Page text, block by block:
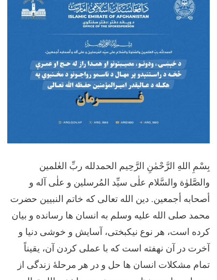
بِسْمِ اللهِ الرَّحْمٰنِ الرَّحِيم الحمدلله ربِّ العٰلمین والصَّلوٰة والسَّلام علٰی سیِّد المُرسلین و علٰی آله و أصحابه أجمعین. دین الله تعالی که خاتم النبیین حضرت محمد صلی الله علیه وسلم به انسان ها رسانده و بیان کرده است، هر نوع نیکبختی، آسایش و خوشی دنیا و آخرت در آن نهفته است که با عملی کردن آن، یقیناً تمام مشکلات انسان ها حل و در هر مرحلۀ زندگی از سهولت های بی‌نظیر بهره مند می باشند، الله تعالی دین خود را دوست دارد و از روی مهربانی‌ بندگان خویش را به تفکر، تدبر و عملی کردن آن دعوت نموده است و جهت عملی کردن دین در تمام عرصه های زندگی، حضرت محمد صلی الله علیه وسلم را الگو قرار داده است و هرآنچه که نبی صلی الله علیه وسلم به امت عرضه کرده است، به عملی کردن و هرآنچه که از آن منع کرده است به اجتناب از آن، حکم نموده است. چنانچه الله جل جلاله در آیات ذیل فرموده است: ﴿لَقَدْ كَانَ لَكُمْ في رَسُول ﷲ ‌أُسْوَةٌ حَسَنَةٌ…﴾(الأحزاب: 21) ترجمه: به تحقیق برای شما اقتداء در [روش و رفتار] رسول الله الگوی نیکویی است (تفسیر کابلی) همچنان ﷲ جل جلاله فرموده است: ﴿وَما آتاكُمُ الرَّسُولُ ‌فَخُذُوهُ وَما نَهاكُمْ عَنْهُ فَانْتَهُوا﴾(الحشر، آیت: ۷). ترجمه: و آنچه که داده به شما رسول (الله)، پس بگیرید آنرا؛ و آنچه که منع می کند شما را (رسول الله) از آن، پس بازایستید (طلبش نکنید). (تفسیر کابلی) دیگر اینکه؛ هر آنچه که در دین نباشد، رسول الله صلی الله علیه وسلم آنرا مردود و باطل گردانیده است. چنانچه از حضرت عایشه رضی الله عنها روایت است که رسول الله صلی الله علیه وسلم فرموده‌ است: مَنْ عَمِلَ عَمَلًا لَيْسَ عَلَيْهِ أَمْرُنَا ‌فَهُوَ ‌رَدٌّ.() ترجمه: کسیکه یک عملی را انجام داد که در دین ما نباشد، آن مردود و باطل است. از حضرت شعبي رحمه الله روایت است که حضرت عمر بن الخطاب رضی الله عنه فرموده است: یآأیهاالناس رُدُّوا الجهالاتِ إلى السنةِ(). ترجمه: ای مردم! طُرق جاهلانه (خلاف سنت) را به سنت برگردانید (تلاش اصلاح آنرا کنید). با توجه به آیات، حدیث شریف و اثر مبارک فوق، امارت اسلامی می‌خواهد که در تمام عرصه های زندگی طُرق خلاف سنت را به سنت برگرداند، بناءً اینکه؛ نکاح (عروسی کردن) سنت است؛ اما متأسفانه در جامعه ما رواج نادرست و زیان‌آور با این عمل شرعی و مسنون به حدی آمیخته شده است که مردم را نه تنها از لحاظ دنیوی با زیان‌های مالی کمرشکن مواجه کرده، بلکه از لحاظ دینی نیز منکرات زیاد در آن انجام می‌شود که به هدف اصلاح و جلوگیری، چند مورد آن در اینجا ذکر می گردد: زیادت در مهرها کار شایسته نیست: شریعت، در عروسی ها به آسانی و اجتناب از مصارف گزاف ترغیب می کند. از حضرت عایشه رضی الله عنها روایت است که رسول الله صلی الله علیه وسلم فرموده است:«إِنَّ ‌‌أَعْظَم ‌النِّكَاحِ بَرَكَةً أَيْسَرُهَ مَؤُونَةً»() ترجمه: به تحقیق، با برکت‌ترین نکاح آن است که هزینه‌اش کم باشد. در حدیث شریف دیگر می آید: “تَيَاسَرُوا فِي الصَّدَاقِ، إِنَّ الرَّجُلَ يُعْطِي الْمَرْأَةَ حَتَّى يَبْقَى ذَلِكَ فِي نَفْسِهِ عَلَيْهَا حَسِيكَةً…”() ترجمه: با یکدیگر در مهر آسانی کنید (یعنی مهر کم تعیین نمایید)؛ زیرا گاهی مرد به زن آن قدر مهر میدهد که به سبب آن در دلش با آن زن کینه (نفرت) پیدا می گردد. حضرت عمر رضی الله عنه فرموده ‌است: أَلاَ لاَ تُغَالُوا صَدُقَةَ النِّسَاءِ، فَإِنَّهَا لَوْ كَانَتْ مَكْرُمَةً فِي الدُّنْيَا، أَوْ تَقْوَى عِنْدَ ﷲ لَكَانَ أَوْلاَكُمْ بِهَا النَّبِيُّ صَلَّى ﷲ عَلَيْهِ وَسَلَّمَ.() ترجمه: آگاه باشید! مهرهای زنان را بسیار زیاد نسازید؛ زیرا اگر زیادت مهر، عزت دنیوی یا تقوی در نزد الله عزوجل می بود، پس نبی صلی الله علیه وسلم بیشتر از شما مستحق آن بود. با استدلال از احادیث مبارک متذکره و برخی احادیث دیگر، فقهای کرام رحمة الله تعالی علیهم تخفیف در مهر را مسنون و مرغوب دانسته ‌اند.() مهر، حق زن منکوحه است و استفاده از آن به هیچ ‌شخصی صحیح نیست. مهر حق زن است و هیچ‌ شخصی حق ندارد که آنرا بدون رضایت وی مصرف کند، حتی اینکه فقهاء رحمهم الله تعالی می گویند: پدران و پدرکلان‌هایی‌که مهر دختران یا نواسه ها را مصرف می کنند، آنان غاصب و ضامن مهر میباشند؛ در صورتی‌که پدر و پدرکلان با استفاده از مهر غاصب شمرده شوند، پس به برادر، کاکا و دیگر خویشاوندان قطعاً هیچ راه وجود ندارد که مهرهای خواهران، برادرزاده‌ها و یا دختران خویشاوند دیگری را استفاده نمایند یا آنرا بدون رضایت آنان مصرف کنند.() پدران و خویشاوندان اگر از استفاده مهر منع شوند، مهرها خود به خود کاهش می‌یابند؛ زیرا امروزه پول زیاد به نام مهر گرفته می‌شود، مگر پدر یا خویشاوندان دیگر از آن استفاده می کنند و پول بسیار کم را به نام مهر به زنان می دهند. بناءً تعدادی از رواج هایی که علاوه بر منع شرعی و اسراف، باعث مشکلات اقتصادی و نابسامانی‌های اجتماعی و اخلاقی به سطح بلند شده‌ اند، که از طرف هیئت مشترک متشکل از علمای کرام مجالس فقهی مربوط دارالافتای امارت اسلامی افغانستان، شیوخ عظام معتبر افغانستان، اعضای محترم کمیسیون اقتصادی و نمایندگان وزارت‌‌ها و ادارات ذیربط امارتی تشخیص شد که در مورد آن مراتب ذیل را منظور می‌دارم: نکات قابل رعایت در امور مربوط به عروسی ماده اول: (۱) ولی دختر بالغ که اکثر اوقات پدر یا برادر وی می باشد، شرعاً مکلف است، حقوق شرعی وی را رعایت نماید. (۲) ولی دختر بالغ شرعاً مسئولیت دارد، در نامزد کردنش با وی مشوره کند و نظر مثبت وی را بگیرد. (۳) ولی دختر بالغ شرعاً نمی‌تواند، بدون رضایتش وی را به اجبار به کسی به نکاح بدهد. (۴) هرگاه ولی دختر بالغ، دختر مذکور را بدون رضایت وی به اجبار به شخصی به نکاح بدهد، وی می‌تواند به محاکم و ادارات مربوط شکایت و عریضه کند، در این صورت، رعایت فرمان شماره (۸۳ج۱) مؤرخ (۲۷/۴/۱۴۴۳هـ.ق) عالیقدر امیرالمؤمنین حفظه الله تعالی ضروری است. (۵) زن از نظر اسلام در موضوع نکاح کردن مانند مرد مستقل است، به هیچ صورت مال کسی نمی‌گردد و بعد از فوت شوهر خود یا طلاق، بدون رضایت و مشورۀ وی، خانوادۀ خسر و یا هم خانوادۀ پدر نمی‌تواند وی را به زور به شخص دیگری به نکاح بدهد، وی با رضایت خود در جایی و با هرشخصی که بخواهد، مطابق اصول شرعی نکاح کرده می تواند. (۶)مهری که در نکاح به زن داده می‌شود، حق زن است و شخصی نمی تواند آنرا از وی بگیرد، در این مورد رعایت فرمان شماره (۸۳ج۱) مؤرخ (/۴/۱۴۴۳هـ. ق) عالیقدر امیرالمؤمنین حفظه الله تعالی ضروری است. (۷) هرگاه شخصی بر دختر یا زنی فیر کند یا کاکل وی را قطع کند و یا بالای وی چادر بیندازد، با این و یا طریقۀ دیگر جبراً وی را خانم خود بپندارد، این عمل غیرشرعی و جرم است، چنین اشخاص به محاکم امارت اسلامی معرفی شوند تا به سزای جرم خویش برسند.() (۸)نامزدی که در آن عقد (ایجاب و قبول) در حضور شاهدان صورت نگرفته باشد، شرعاً نکاح محسوب نمی‌شود. (۹) در شریعت اسلامی، اندازۀ کم مهر ده درهم و اندازۀ زیاد آن حد ندارد، اگر زن راضی باشد، با ده درهم یا با مال معادل آن نیز نکاح صورت می گیرد، اگر رضایت وی نباشد، پس به جز از پدر یا پدرکلان دلسوز و خیرخواه، خویشاوندان دیگر و یا پدر و پدرکلان بد اختیار نمی توانند که به مهر کمتر از اندازۀ مهر مثل نکاح وی را عقد نمایند و اگر به اندازۀ کمتر از مهر مثل نکاح وی را عقد کرده باشند، چنین نکاح صحیح نیست؛ مهر حق زن است، خویشاوندان برای خود هیچ‌ پولی را نه طلب و نه اخذ کرده می‌توانند.() (۱۰) شریعت اسلامی، به کم کردن مهر ترغیب کرده است؛ مردم سعی کنند که رواج گرفتن مهر زیاد را ختم نمایند و به مهر کم اکتفاءکنند. (۱۱) علاوه بر مهر، اخذ پول به نام ولور، غذا(اشیاء و اجناس خوراکی که یک یا دو روز قبل از عروسی، داماد به خانۀ عروس می‌برد)، بابېړي(اضافه ستانی از مهر تعیین شده)، طویانه و خوښي(مصرف عروسی) از طرف خانوادۀ خسر و یا به نام رواج های دیگر جایز نیست، فقهای کرام رحمهم الله آنرا رشوت محسوب می نمایند.() (۱۲) بعد از نامزدی، برگزاری مهمانی‌ها پایوازی و شیرینی‌خوری (دستمال کلان) و یا به نام های دیگر، رواج های بی‌جا است از آن اجتناب شود، اجازۀ دوبار بردن دستمال (دستمال کلان) نیست و در یکبار دستمال (دستمال خرد) تعداد مهمانان مرد و زن نیز به اندازۀ کم باشد و تحفه دادن به جز از داماد و عروس به شخص دیگری در این مراسم‌، منع است؛ البته تحایف به داماد و عروس نیز مطابق توان؛ فقط لباس و اشیای عادی زینت و آرایش باشد؛ موتر، موترسایکل، خانه (منزل) و سایر اشیای ‌قیمتی در تحفه داده نمی‌شود. (۱۳) مراسم دستمال در هوتل‌ نباشد؛ زیرا این اسراف است و الله تعالی فرموده است: ﴿يَا بَنِي آدَمَ خُذُوا زِينَتَكُمْ عِنْدَ كُلِّ مَسْجِدٍ وَكُلُوا وَاشْرَبُوا وَلَا تُسْرِفُوا إِنَّهُ لَا يُحِبُّ الْمُسْرِفِينَ﴾ (الاعراف: آیت۳۱). ترجمه: ای فرزندان آدم! بگیرید شما زینت (زیبایی) خود را هنګام هر نماز (به پوشیدن لباس پاک، ستر عورت و بخوریدو بنوشید و اسراف (مصرف بی‌جا) نکنید، بدون شک الله مسرفان (اسراف‌کنندگان) را دوست نمیدارد. (تفسیر کابلی) (۱۴) بعد از نامزدی و نکاح، سعی شود که در صورت امکان هرچه زودتر، عروسی صورت گیرد. (۱۵)بعد از نامزدی، پوشاک (لباس های) رواجی و تکراری منع است، یکبار در سال اجازۀ بردن یک جوره (لباس) فقط به عروس از طرف داماد مطابق توان بدون اسراف می‌باشد، بردن پوشاک (لباس‌ها) از طرف عروس به داماد مطلقاً منع است. (۱۶)مراسم ولیمه و عروسی بدون اسراف و ریاء، مطابق با توان داماد و در مکان و موترهای دلخواه وی برگزار شود، خانواده عروس نمی‌تواند داماد را مجبور کند که مراسم عروسی را در هوتل یا موترهای ‌قیمتی برگزار نماید. (۱۷) داماد مراسم عروسی را در موترهای امارتی برگزار نکند. (۱۸) هنګام عروسی، از طرف داماد به خانوادۀ عروس خوراکی یا طوی (خوراک پخته یا خام) برده نمی‌شود، همچنین طلب و اخذ مصارف شیرینی‌خوری و پوشاک منع است، همچنان طلب رخت ها به نام دودی و چادر و یا با سایر نام ها از داماد منع است بر اساس شریعت اخذ اشیای متذکره عمل ناجائز است.() (۱۹) حین انتقال عروس، طلب پول از طرف مامای عروس، هم‌سالان عروس، اهالی قریه و یا خدمتگار دیگری و یا برای آنان از خانواده داماد، منع است، البته اگر شخصی به نام صدقه به رضایت خود به خدمتگار قریه که همیشه در خوشی ها خدمت اهالی قریه را می نماید، باکی ندارد.() (۲۰) برگزاری مسابقاتی در عروسی که به برندۀ آن موتر، موترسایکل یا چیز دیگری انعام داده می‌شود، منع است، تا از اسراف بیجا جلوگیری شود، البته مسابقات بازی‌های جایز که در آن انعام نباشد، برگزار شده می تواند. (۲۱) فیرکردن (تیراندازی) و استفادۀ وسایط امارتی حین مراسم نامزدی، دستمال یا عروسی منع است؛ همچنان، تیزرانی موترها و موترسایکل‌ها، آماده ‌کردن کاروان‌های بزرگ و یا این چنین اعمالی که سبب مسدودیت راه یا تلفات و یا اذیت مردم می شود، منع میباشد. (۲۲) در عروسی یا بعد از آن، رونمایی (لباس/پول) دادن از طرف مردان و زنان خانواده های دیگر به عروس و سپس از طرف عروس در عوض آن، رونمایی دادن منع است؛ زیرا از این رواج ناپسند تکلیف سنگین به وجود آمده و بدتر اینکه عوض هر شی را دوباره می دهند که به جای محبت، نفرت ایجاد می‌کند. (۲۳) در مراسم دستمال، به جز از خانوادۀ داماد مهمانان دیگر، به عروس تحفۀ پول ندهند و نه خانوادۀ عروس به مهمانان لباس‌ها و تحایف دیگر بدهند، البته اکرام مهمانان بدون اسراف و ریاء پروا ندارد. (۲۴)بدل عواقب خوبی ندارد و حتی الامکان از آن‌ اجتناب شود، در صورت بدل، تعیین و پرداخت مهر ضروری است، علمای کرام در مورد کراهیت بدل به مردم آگاهی بدهند.() نکات قابل رعایت در مراسم مُرده‌داری ماده دوم: (۱)در بعضی مناطق از طرف خانوادۀ متوفی به اهالی قریه و مردم دیگر در روزهای معین طعام و مهمانی ترتیب داده می شود که فقهای کرام از آن منع نموده اند، در این مورد چند قول فقهای کرام قرار ذیل است: – ت